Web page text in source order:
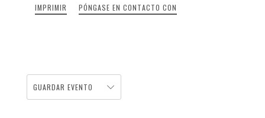
IMPRIMIR PÓNGASE EN CONTACTO CON
GUARDAR EVENTO